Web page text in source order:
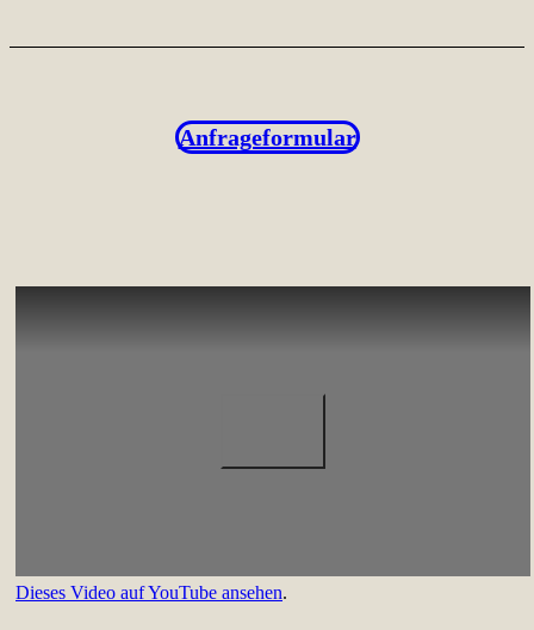
Anfrageformular
Dieses Video auf YouTube ansehen.